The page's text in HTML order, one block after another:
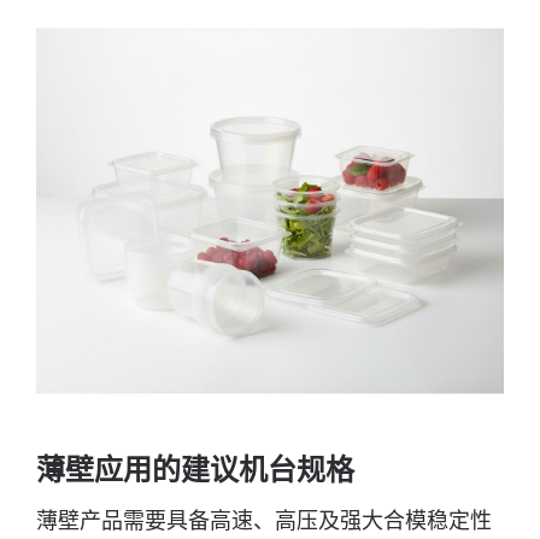
薄壁应用的建议机台规格
薄壁产品需要具备高速、高压及强大合模稳定性